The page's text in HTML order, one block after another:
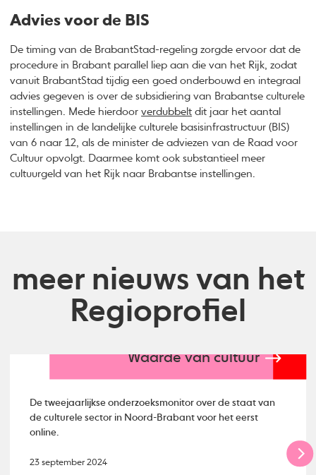
Advies voor de BIS
De timing van de BrabantStad-regeling zorgde ervoor dat de
procedure in Brabant parallel liep aan die van het Rijk, zodat
vanuit BrabantStad tijdig een goed onderbouwd en integraal
advies gegeven is over de subsidiering van Brabantse culturele
instellingen. Mede hierdoorverdubbelt dit jaar het aantal
instellingen in de landelijke culturele basisinfrastructuur (BIS)
van 6 naar 12, als de minister de adviezen van de Raad voor
Cultuur opvolgt. Daarmee komt ook substantieel meer
cultuurgeld van het Rijk naar Brabantse instellingen.
meer nieuws van het
Regioprofiel
Waarde van cultuur
De tweejaarlijkse onderzoeksmonitor over de staat van
de culturele sector in Noord-Brabant voor het eerst
online.
23 september 2024